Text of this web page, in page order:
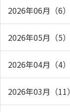
2026年06月（6）
2026年05月（5）
2026年04月（4）
2026年03月（11）